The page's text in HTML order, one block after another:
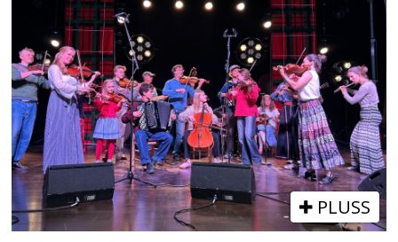
PLUSS